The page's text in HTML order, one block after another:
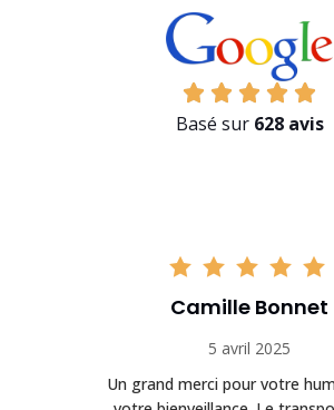
Basé sur 628 avis
Camille Bonnet
5 avril 2025
Un grand merci pour votre